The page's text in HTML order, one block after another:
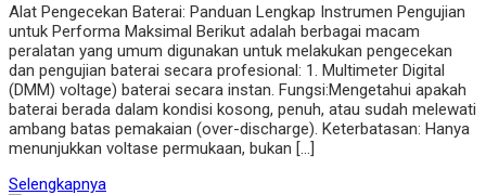
Alat Pengecekan Baterai: Panduan Lengkap Instrumen Pengujian
untuk Performa Maksimal Berikut adalah berbagai macam
peralatan yang umum digunakan untuk melakukan pengecekan
dan pengujian baterai secara profesional: 1. Multimeter Digital
(DMM) voltage) baterai secara instan. Fungsi:Mengetahui apakah
baterai berada dalam kondisi kosong, penuh, atau sudah melewati
ambang batas pemakaian (over-discharge). Keterbatasan: Hanya
menunjukkan voltase permukaan, bukan […]
Selengkapnya